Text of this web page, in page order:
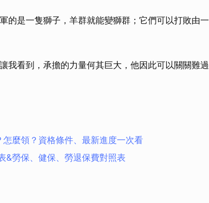
的是一隻獅子，羊群就能變獅群；它們可以打敗由一
我看到，承擔的力量何其巨大，他因此可以關關難過
麼領？資格條件、最新進度一次看
&勞保、健保、勞退保費對照表